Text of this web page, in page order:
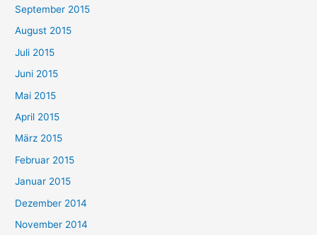
September 2015
August 2015
Juli 2015
Juni 2015
Mai 2015
April 2015
März 2015
Februar 2015
Januar 2015
Dezember 2014
November 2014